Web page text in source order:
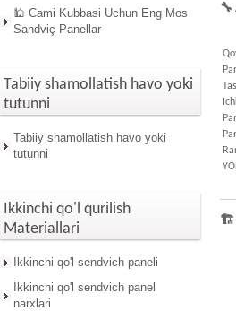
🕌 Cami Kubbasi Uchun Eng Mos
Sandviç Panellar
Tabiiy shamollatish havo yoki
tutunni
Tabiiy shamollatish havo yoki
tutunni
Ikkinchi qo'l qurilish
Materiallari
Ikkinchi qo'l sendvich paneli
İkkinchi qo'l sendvich panel
narxlari
🔧
🏗